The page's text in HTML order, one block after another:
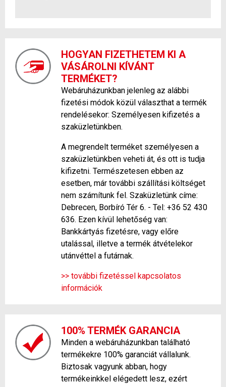
HOGYAN FIZETHETEM KI A
VÁSÁROLNI KÍVÁNT
TERMÉKET?
Webáruházunkban jelenleg az alábbi
fizetési módok közül választhat a termék
rendelésekor: Személyesen kifizetés a
szaküzletünkben.
A megrendelt terméket személyesen a
szaküzletünkben veheti át, és ott is tudja
kifizetni. Természetesen ebben az
esetben, már további szállítási költséget
nem számítunk fel. Szaküzletünk címe:
Debrecen, Borbíró Tér 6. - Tel: +36 52 430
636. Ezen kívül lehetőség van:
Bankkártyás fizetésre, vagy előre
utalással, illetve a termék átvételekor
utánvéttel a futárnak.
>> további fizetéssel kapcsolatos
információk
100% TERMÉK GARANCIA
Minden a webáruházunkban található
termékekre 100% garanciát vállalunk.
Biztosak vagyunk abban, hogy
termékeinkkel elégedett lesz, ezért